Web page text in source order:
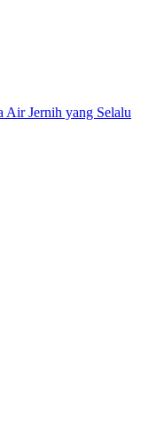
Air Jernih yang Selalu